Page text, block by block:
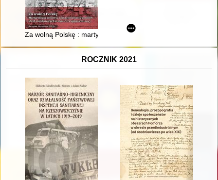
Za wolną Polskę : martyrologia żołnierzy, policjantów i
ROCZNIK 2021